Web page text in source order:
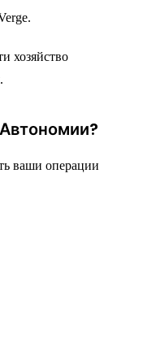
хозяйство
ваши операции